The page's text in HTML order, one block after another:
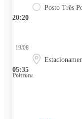
20:20
Posto Três
05:35
19/08
Poltrona